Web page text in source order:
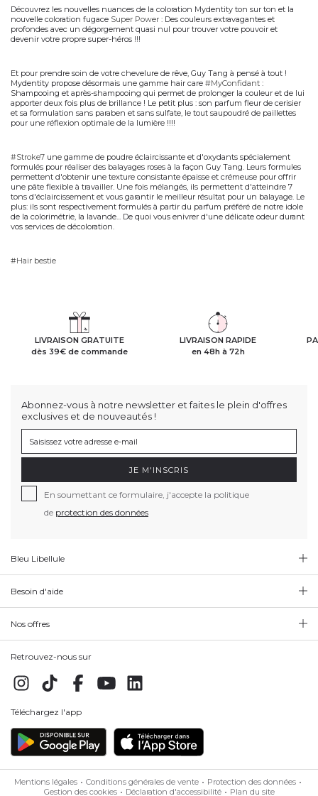
Découvrez les nouvelles nuances de la coloration Mydentity ton sur ton et la
nouvelle coloration fugace Super Power : Des couleurs extravagantes et
profondes avec un dégorgement quasi nul pour trouver votre pouvoir et
devenir votre propre super-héros !!!
Et pour prendre soin de votre chevelure de rêve, Guy Tang à pensé à tout !
Mydentity propose désormais une gamme hair care #MyConfidant :
Shampooing et après-shampooing qui permet de prolonger la couleur et de lui
apporter deux fois plus de brillance ! Le petit plus : son parfum fleur de cerisier
et sa formulation sans paraben et sans sulfate, le tout saupoudré de paillettes
pour une réflexion optimale de la lumière !!!!
#Stroke7 une gamme de poudre éclaircissante et d'oxydants spécialement
formulés pour réaliser des balayages roses à la façon Guy Tang. Leurs formules
permettent d'obtenir une texture consistante épaisse et crémeuse pour offrir
une pâte flexible à travailler. Une fois mélangés, ils permettent d'atteindre 7
tons d'éclaircissement et vous garantir le meilleur résultat pour un balayage. Le
plus: ils sont respectivement formulés à partir du parfum préféré de notre idole
de la colorimétrie, la lavande... De quoi vous enivrer d'une délicate odeur durant
vos services de décoloration.
#Hair bestie
LIVRAISON GRATUITE
dès 39€ de commande
LIVRAISON RAPIDE
en 48h à 72h
Abonnez-vous à notre newsletter et faites le plein d'offres
exclusives et de nouveautés !
JE M'INSCRIS
En soumettant ce formulaire, j'accepte la politique
de protection des données
Bleu Libellule
Besoin d'aide
Nos offres
Retrouvez-nous sur
Téléchargez l'app
Mentions légales Conditions générales de vente
Protection des données
Gestion des cookies
Déclaration d'accessibilité Plan du site